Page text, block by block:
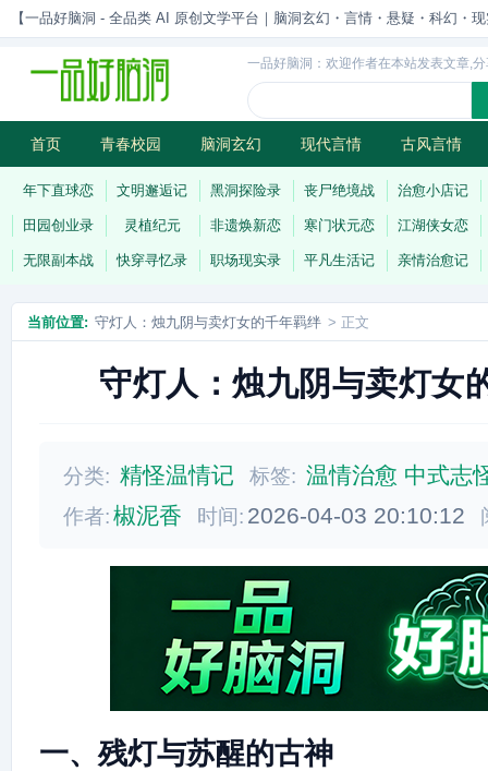
【一品好脑洞 - 全品类 AI 原创文学平台｜脑洞玄幻・言情・悬疑・科幻・
一品好脑洞：欢迎作者在本站发表文章,
首页 青春校园 脑洞玄幻 现代言情 古风言情
历史权谋 武侠江湖 灵异志怪 连载
年下直球恋 文明邂逅记 黑洞探险录 丧尸绝境战 治愈小店记
田园创业录 灵植纪元 非遗焕新恋 寒门状元恋 江湖侠女恋
无限副本战 快穿寻忆录 职场现实录 平凡生活记 亲情治愈记
当前位置: 守灯人：烛九阴与卖灯女的千年羁绊 > 正文
守灯人：烛九阴与卖灯女
分类: 精怪温情记 标签: 温情治愈 中式志
作者:椒泥香 时间: 2026-04-03 20:10:12
一、残灯与苏醒的古神